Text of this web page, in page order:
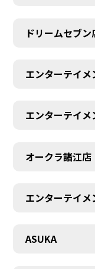
ドリームセブン
エンターテイ
エンターテイ
オークラ諸江店
エンターテイ
ASUKA